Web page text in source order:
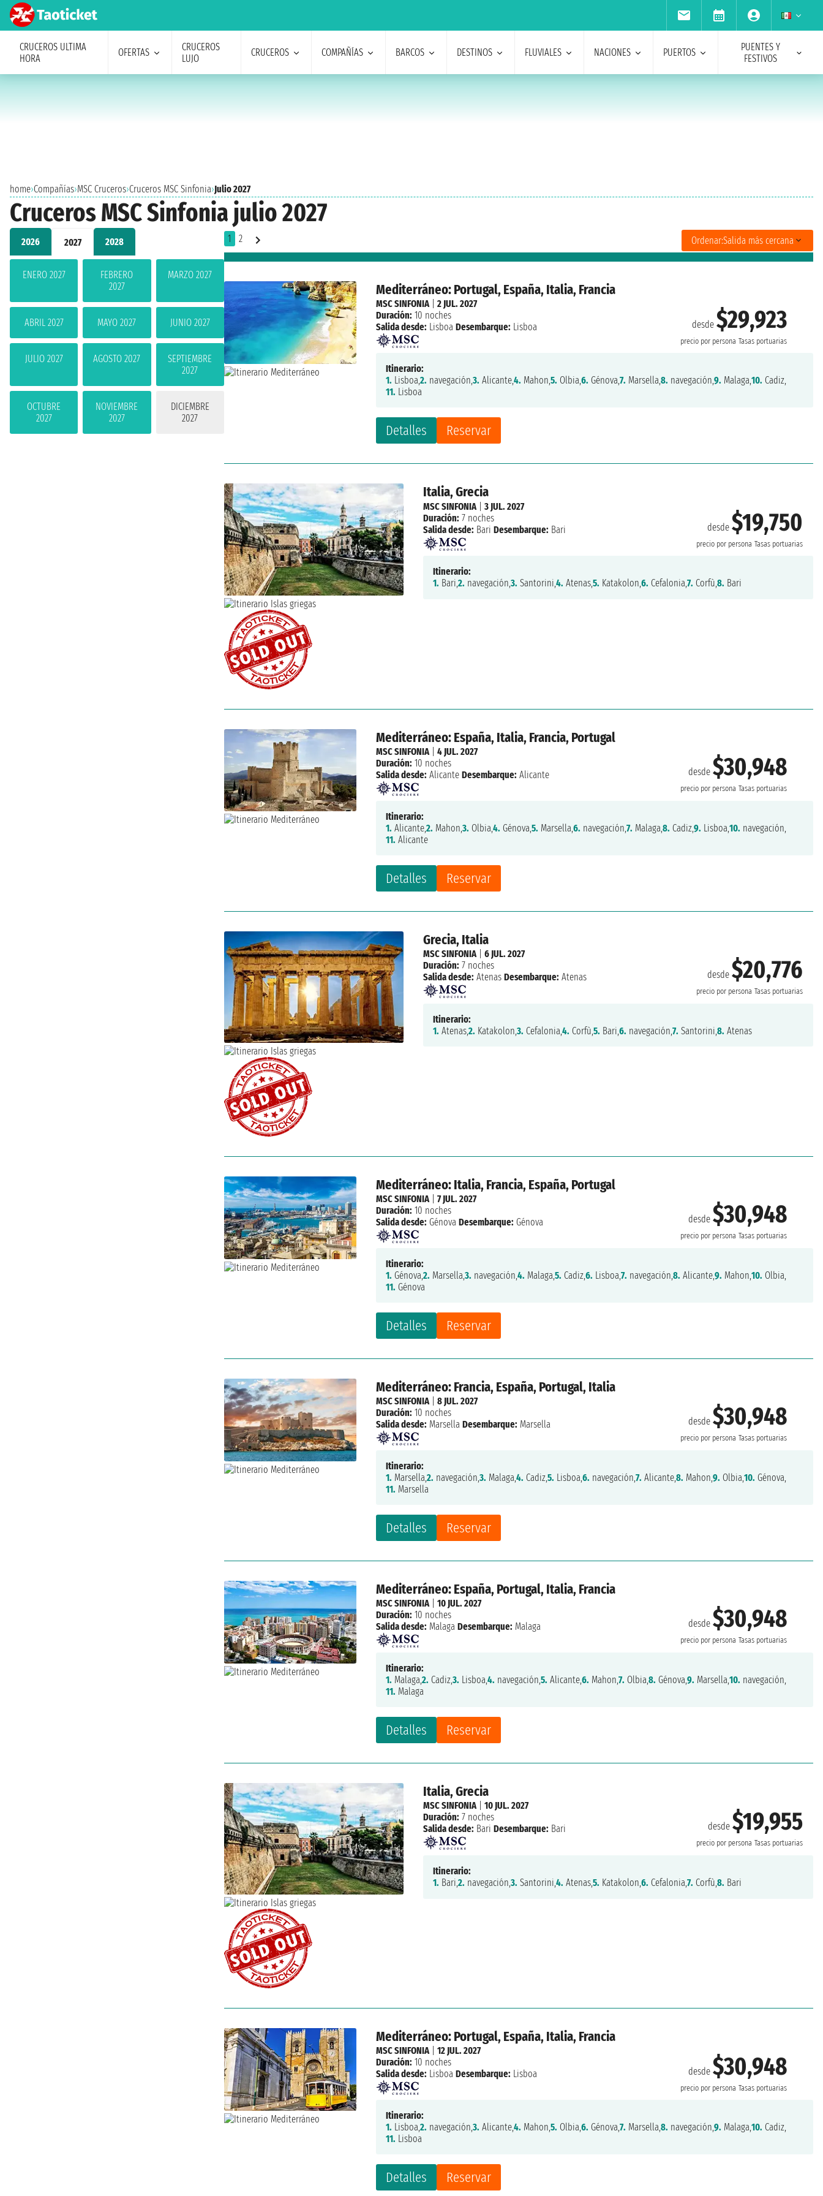
CRUCEROS ULTIMA
HORA
OFERTAS
CRUCEROS
LUJO
CRUCEROS COMPAÑÍAS BARCOS DESTINOS FLUVIALES NACIONES PUERTOS
PUENTES Y
FESTIVOS
home›Compañías›MSC Cruceros›Cruceros MSC Sinfonia›Julio 2027
Cruceros MSC Sinfonia julio 2027
2026 2027 2028
ENERO 2027
FEBRERO
2027
MARZO 2027
ABRIL 2027 MAYO 2027 JUNIO 2027
JULIO 2027 AGOSTO 2027
SEPTIEMBRE
2027
OCTUBRE
2027
NOVIEMBRE
2027
DICIEMBRE
2027
1 2 Ordenar:Salida más cercana
Mediterráneo: Portugal, España, Italia, Francia
desde$29,923
precio por persona Tasas portuarias
Detalles Reservar
MSC SINFONIA|2 JUL. 2027
Duración: 10 noches
Salida desde: Lisboa Desembarque: Lisboa
Itinerario:
1. Lisboa,2. navegación,3. Alicante,4. Mahon,5. Olbia,6. Génova,7. Marsella,8. navegación,9. Malaga,10. Cadiz,
11. Lisboa
Italia, Grecia
desde $19,750
precio por persona Tasas portuarias
MSC SINFONIA| 3 JUL. 2027
Duración: 7 noches
Salida desde: Bari Desembarque: Bari
Itinerario:
1. Bari,2. navegación,3. Santorini,4. Atenas,5. Katakolon,6. Cefalonia,7. Corfù,8. Bari
Mediterráneo: España, Italia, Francia, Portugal
desde$30,948
precio por persona Tasas portuarias
Detalles Reservar
MSC SINFONIA |4 JUL. 2027
Duración: 10 noches
Salida desde: Alicante Desembarque: Alicante
Itinerario:
1. Alicante,2. Mahon,3. Olbia,4. Génova,5. Marsella,6. navegación,7. Malaga,8. Cadiz,9. Lisboa,10. navegación,
11. Alicante
Grecia, Italia
desde $20,776
precio por persona Tasas portuarias
MSC SINFONIA| 6 JUL. 2027
Duración: 7 noches
Salida desde: Atenas Desembarque: Atenas
Itinerario:
1. Atenas,2. Katakolon, 3. Cefalonia, 4. Corfù, 5. Bari, 6. navegación, 7. Santorini, 8. Atenas
Mediterráneo: Italia, Francia, España, Portugal
desde$30,948
precio por persona Tasas portuarias
Detalles Reservar
MSC SINFONIA|7 JUL. 2027
Duración: 10 noches
Salida desde: Génova Desembarque: Génova
Itinerario:
1. Génova,2. Marsella,3. navegación,4. Malaga,5. Cadiz,6. Lisboa,7. navegación,8. Alicante,9. Mahon,10. Olbia,
11. Génova
Mediterráneo: Francia, España, Portugal, Italia
desde$30,948
precio por persona Tasas portuarias
Detalles Reservar
MSC SINFONIA|8 JUL. 2027
Duración: 10 noches
Salida desde: Marsella Desembarque: Marsella
Itinerario:
1. Marsella,2. navegación,3. Malaga,4. Cadiz,5. Lisboa,6. navegación,7. Alicante,8. Mahon,9. Olbia,10. Génova,
11. Marsella
Mediterráneo: España, Portugal, Italia, Francia
desde$30,948
precio por persona Tasas portuarias
Detalles Reservar
MSC SINFONIA|10 JUL. 2027
Duración: 10 noches
Salida desde: Malaga Desembarque: Malaga
Itinerario:
1. Malaga,2. Cadiz,3. Lisboa,4. navegación,5. Alicante,6. Mahon,7. Olbia,8. Génova,9. Marsella,10. navegación,
11. Malaga
Italia, Grecia
desde $19,955
precio por persona Tasas portuarias
MSC SINFONIA| 10 JUL. 2027
Duración: 7 noches
Salida desde: Bari Desembarque: Bari
Itinerario:
1. Bari,2. navegación,3. Santorini,4. Atenas,5. Katakolon,6. Cefalonia,7. Corfù,8. Bari
Mediterráneo: Portugal, España, Italia, Francia
desde$30,948
precio por persona Tasas portuarias
Detalles Reservar
MSC SINFONIA|12 JUL. 2027
Duración: 10 noches
Salida desde: Lisboa Desembarque: Lisboa
Itinerario:
1. Lisboa,2. navegación,3. Alicante,4. Mahon,5. Olbia,6. Génova,7. Marsella,8. navegación,9. Malaga,10. Cadiz,
11. Lisboa